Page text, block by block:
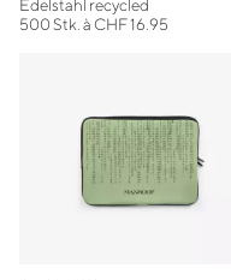
Edelstahl recycled
500 Stk. à CHF 16.95